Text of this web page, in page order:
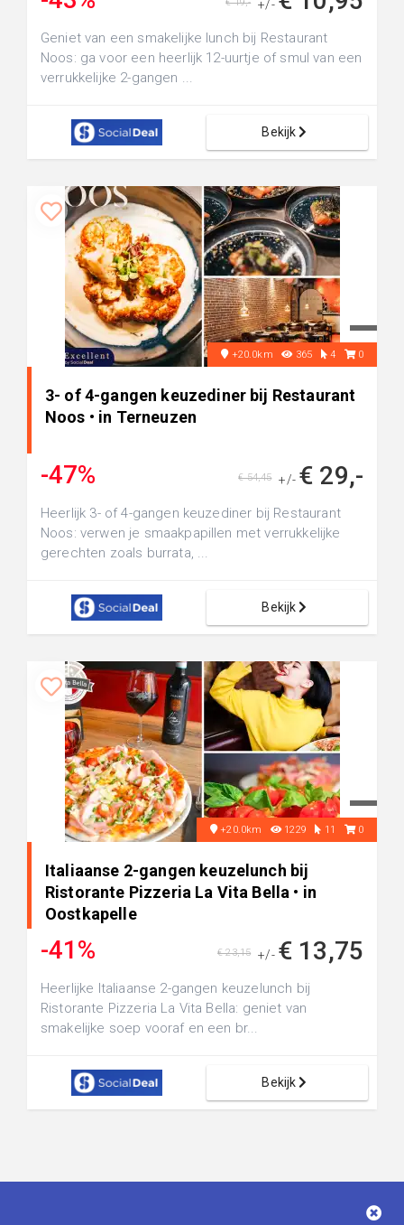
+/-
Geniet van een smakelijke lunch bij Restaurant
Noos: ga voor een heerlijk 12-uurtje of smul van een
verrukkelijke 2-gangen ...
Bekijk
+20.0km 365 4 0
3- of 4-gangen keuzediner bij Restaurant
Noos • in Terneuzen
-47% +/- € 29,-
€ 54,45
Heerlijk 3- of 4-gangen keuzediner bij Restaurant
Noos: verwen je smaakpapillen met verrukkelijke
gerechten zoals burrata, ...
Bekijk
+20.0km 1229 11 0
Italiaanse 2-gangen keuzelunch bij
Ristorante Pizzeria La Vita Bella • in
Oostkapelle
-41% +/- € 13,75
€ 23,15
Heerlijke Italiaanse 2-gangen keuzelunch bij
Ristorante Pizzeria La Vita Bella: geniet van
smakelijke soep vooraf en een br...
Bekijk